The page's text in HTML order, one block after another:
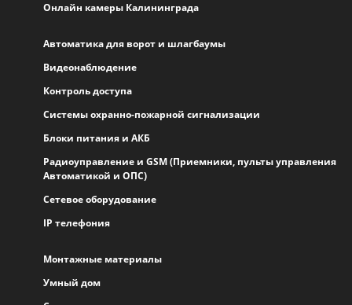
Онлайн камеры Калининграда
Автоматика для ворот и шлагбаумы
Видеонаблюдение
Контроль доступа
Системы охранно-пожарной сигнализации
Блоки питания и АКБ
Радиоуправление и GSM (Приемники, пульты управления
Автоматикой и ОПС)
Сетевое оборудование
IP телефония
Монтажные материалы
Умный дом